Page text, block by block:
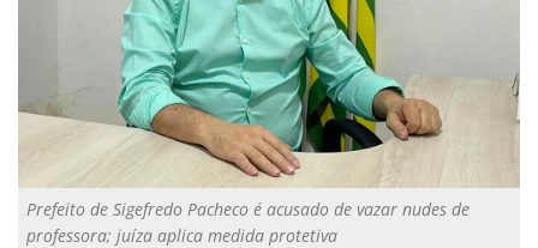
Prefeito de Sigefredo Pacheco é acusado de vazar nudes de
professora; juíza aplica medida protetiva